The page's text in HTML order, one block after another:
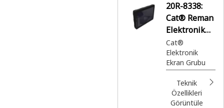
derece uygun
fiyatlı, en iyi
üretime sahip
Cat® parçalar.
20R-8338:
Cat® Reman
Elektronik
Ekran
Cat®
Elektronik
Ekran Grubu
Teknik
Özellikleri
Görüntüle